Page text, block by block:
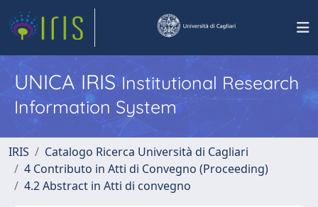
UNICA IRISInstitutional Research
Information System
IRIS
Catalogo Ricerca Università di Cagliari
4 Contributo in Atti di Convegno (Proceeding)
4.2 Abstract in Atti di convegno